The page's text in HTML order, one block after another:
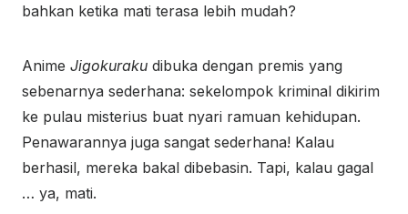
bahkan ketika mati terasa lebih mudah?
Anime Jigokuraku dibuka dengan premis yang
sebenarnya sederhana: sekelompok kriminal dikirim
ke pulau misterius buat nyari ramuan kehidupan.
Penawarannya juga sangat sederhana! Kalau
berhasil, mereka bakal dibebasin. Tapi, kalau gagal
… ya, mati.